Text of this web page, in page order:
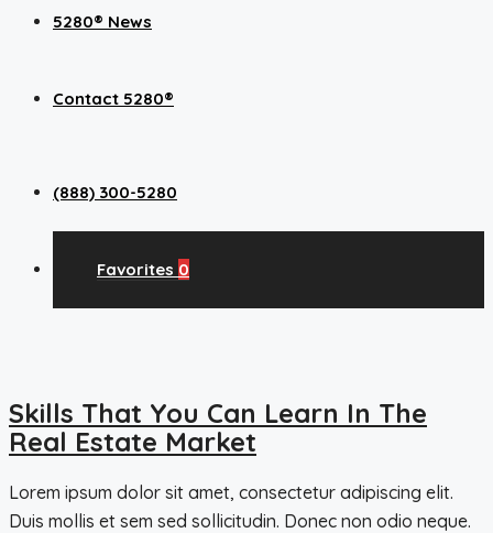
5280® News
Contact 5280®
(888) 300-5280
Favorites 0
Skills That You Can Learn In The
Real Estate Market
Lorem ipsum dolor sit amet, consectetur adipiscing elit.
Duis mollis et sem sed sollicitudin. Donec non odio neque.